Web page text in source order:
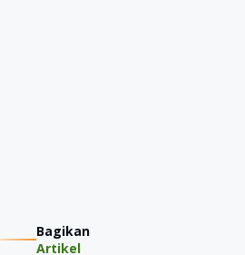
Bagikan
Artikel